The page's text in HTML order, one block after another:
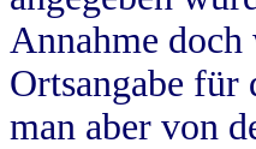
Annahme
Ortsangabe für
man aber von